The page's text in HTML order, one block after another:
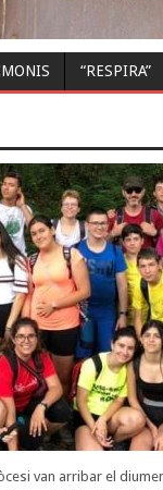
“RESPIRA”
van arribar el